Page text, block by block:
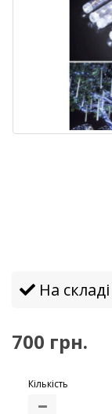
На складі
700 грн.
Кількість